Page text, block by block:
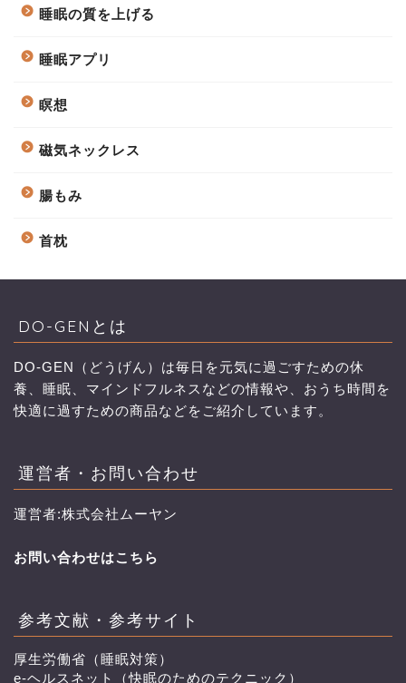
睡眠の質を上げる
睡眠アプリ
瞑想
磁気ネックレス
腸もみ
首枕
DO-GENとは
DO-GEN（どうげん）は毎日を元気に過ごすための休
養、睡眠、マインドフルネスなどの情報や、おうち時間を
快適に過すための商品などをご紹介しています。
運営者・お問い合わせ
運営者:株式会社ムーヤン
お問い合わせはこちら
参考文献・参考サイト
厚生労働省（睡眠対策）
e-ヘルスネット（快眠のためのテクニック）